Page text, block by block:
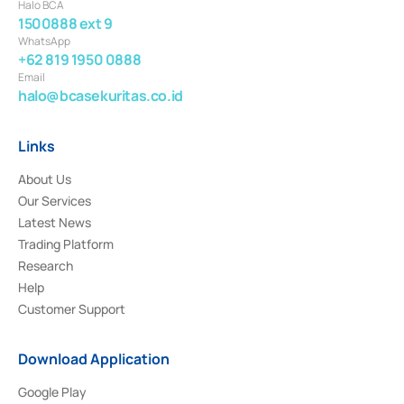
Halo BCA
1500888 ext 9
WhatsApp
+62 819 1950 0888
Email
halo@bcasekuritas.co.id
Links
About Us
Our Services
Latest News
Trading Platform
Research
Help
Customer Support
Download Application
Google Play